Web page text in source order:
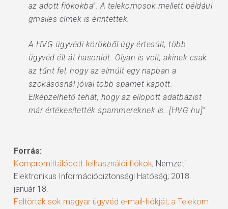
az adott fiókokba”. A telekomosok mellett például
gmailes címek is érintettek.
A HVG ügyvédi körökből úgy értesült, több
ügyvéd élt át hasonlót. Olyan is volt, akinek csak
az tűnt fel, hogy az elmúlt egy napban a
szokásosnál jóval több spamet kapott.
Elképzelhető tehát, hogy az ellopott adatbázist
már értékesítették spammereknek is…[HVG.hu]”
Forrás:
Kompromittálódott felhasználói fiókok; Nemzeti
Elektronikus Információbiztonsági Hatóság; 2018.
január 18.
Feltörték sok magyar ügyvéd e-mail-fiókját, a Telekom